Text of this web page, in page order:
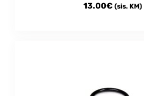
13.00€ (sis. KM)